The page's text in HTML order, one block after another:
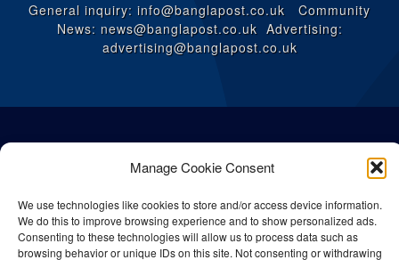
Manage Cookie Consent
We use technologies like cookies to store and/or access device information.
We do this to improve browsing experience and to show personalized ads.
Consenting to these technologies will allow us to process data such as
browsing behavior or unique IDs on this site. Not consenting or withdrawing
General inquiry: info@banglapost.co.uk Community
News: news@banglapost.co.uk Advertising:
advertising@banglapost.co.uk